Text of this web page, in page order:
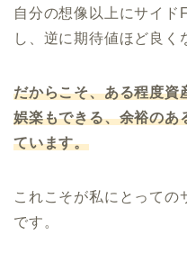
自分の想像以上にサイド
し、逆に期待値ほど良く
だからこそ、ある程度資
娯楽もできる、余裕のあ
ています。
これこそが私にとって
です。